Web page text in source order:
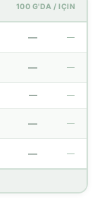
100 G'DA / IÇIN
— —
— —
— —
— —
— —